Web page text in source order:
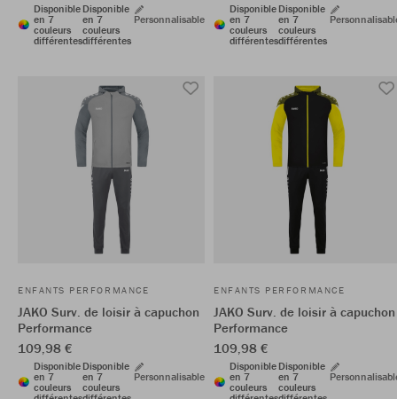
Disponible
en 7
couleurs
différentes
Disponible
en 7
couleurs
différentes
Personnalisable
Disponible
en 7
couleurs
différentes
Disponible
en 7
couleurs
différentes
ENFANTS PERFORMANCE
JAKO Surv. de loisir à capuchon
Performance
109,98 €
Disponible
en 7
couleurs
Disponible
en 7
couleurs
Personnalisable
ENFANTS PERFORMANCE
JAKO Surv. de loisir à capuchon
Performance
109,98 €
Disponible
en 7
couleurs
Disponible
en 7
couleurs